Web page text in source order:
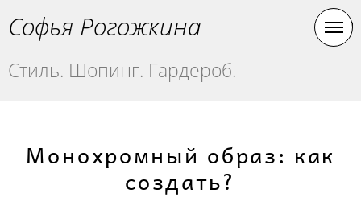
Софья Рогожкина
Стиль. Шопинг. Гардероб.
Монохромный образ: как
создать?​